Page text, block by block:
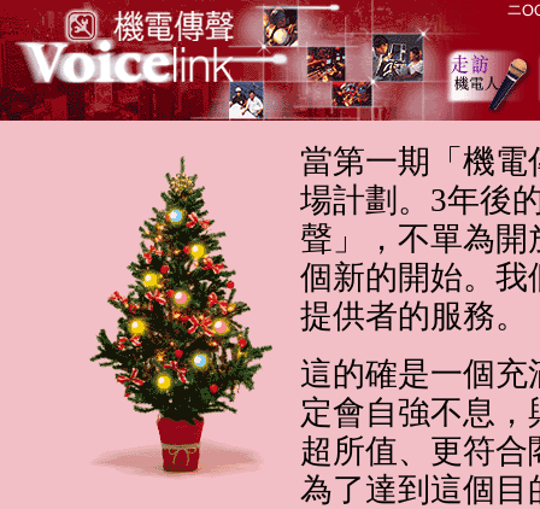
當第一期「機
場計劃。3年後
聲」，不單為
個新的開始。我
提供者的服務。
這的確是一個
定會自強不息
超所值、更符
為了達到這個目